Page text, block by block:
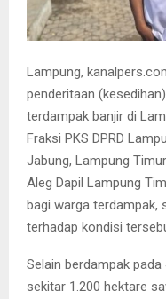
Lampung,
penderitaan
terdampak banjir di
Fraksi PKS DPRD
Jabung, Lampung
Aleg Dapil Lampung
bagi warga terdampak,
terhadap kondisi
Selain berdampak
sekitar 1.200 hektare